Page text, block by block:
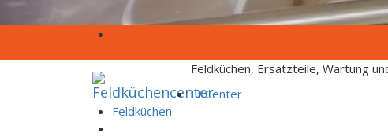
Feldküchen, Ersatzteile, Wartung
FKCenter
Feldküchen